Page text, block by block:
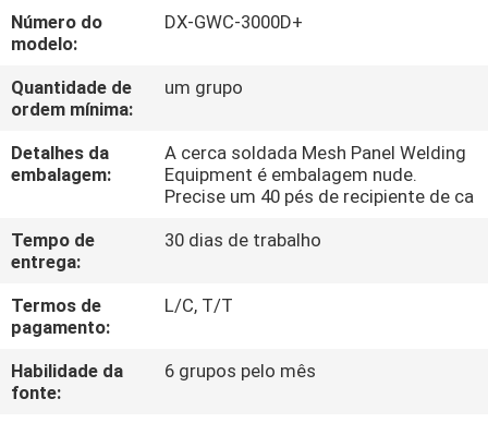
SOBRE
NÓS
EXCURSÃO
DA
FÁBRICA
CONTROLE
DA
QUALIDADE
Número do
modelo:
DX-GWC-3000D+
Quantidade de
ordem mínima:
um grupo
Detalhes da
embalagem:
A cerca soldada Mesh Panel Welding
Equipment é embalagem nude.
Precise um 40 pés de recipiente de ca
Tempo de
entrega:
30 dias de trabalho
Termos de
pagamento:
L/C, T/T
Habilidade da
fonte:
6 grupos pelo mês